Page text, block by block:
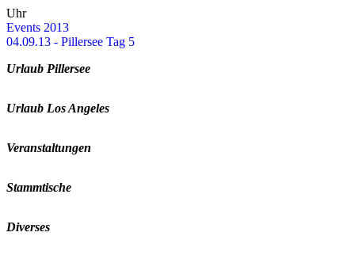
Uhr
Events 2013
04.09.13 - Pil­ler­see Tag 5
Ur­laub Pil­ler­see
Ur­laub Los An­ge­les
Ver­an­stal­tun­gen
Stamm­ti­sche
Di­ver­ses